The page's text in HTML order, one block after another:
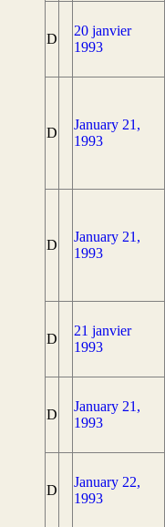
D
20 janvier
1993
D
January 21,
1993
D
January 21,
1993
D
21 janvier
1993
D
January 21,
1993
D
January 22,
1993